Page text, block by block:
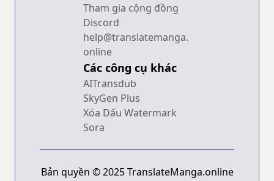
Tham gia cộng đồng
Discord
help@translatemanga.
online
Các công cụ khác
AITransdub
SkyGen Plus
Xóa Dấu Watermark
Sora
Bản quyền © 2025 TranslateManga.online